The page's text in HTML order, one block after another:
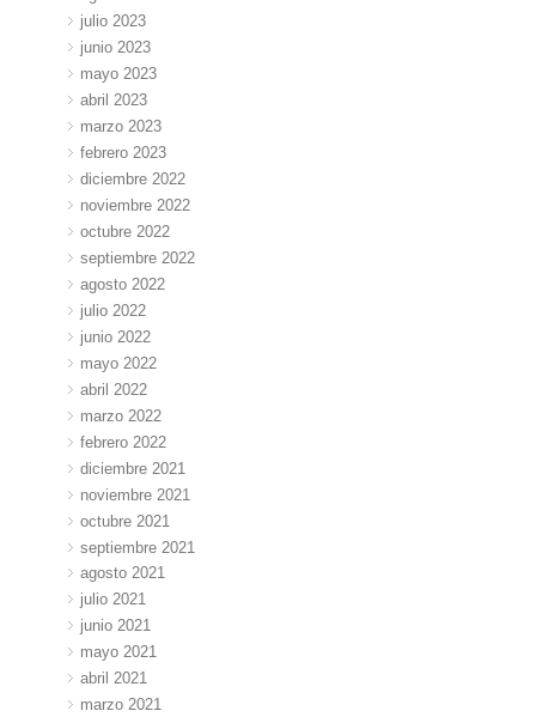
julio 2023
junio 2023
mayo 2023
abril 2023
marzo 2023
febrero 2023
diciembre 2022
noviembre 2022
octubre 2022
septiembre 2022
agosto 2022
julio 2022
junio 2022
mayo 2022
abril 2022
marzo 2022
febrero 2022
diciembre 2021
noviembre 2021
octubre 2021
septiembre 2021
agosto 2021
julio 2021
junio 2021
mayo 2021
abril 2021
marzo 2021